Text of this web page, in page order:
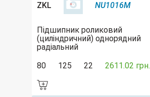
ZKL NU1016M
Підшипник роликовий
(циліндричний) однорядний
радіальний
80
125 22 2611.02 грн.